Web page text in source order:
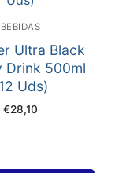
BEBIDAS
Ultra Black
Drink 500ml
Uds)
€28,10